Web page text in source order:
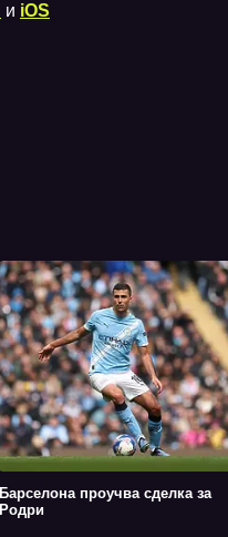
и iOS
Барселона проучва сделка за
Родри